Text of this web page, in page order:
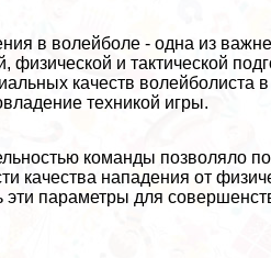
в волейболе - одна из
и тактической
качеств волейболиста
техникой игры.
комaнды позволяло
качества нападения от
параметры для